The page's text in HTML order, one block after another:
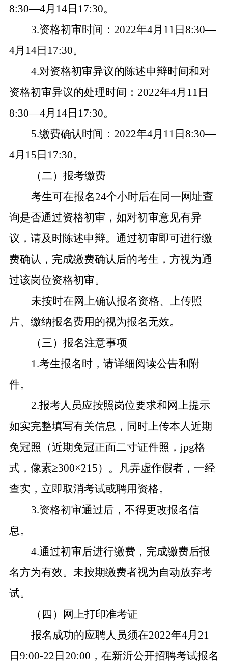
8:30—4月14日17:30。
3.资格初审时间：2022年4月11日8:30—
4月14日17:30。
4.对资格初审异议的陈述申辩时间和对
资格初审异议的处理时间：2022年4月11日
8:30—4月14日17:30。
5.缴费确认时间：2022年4月11日8:30—
4月15日17:30。
（二）报考缴费
考生可在报名24个小时后在同一网址查
询是否通过资格初审，如对初审意见有异
议，请及时陈述申辩。通过初审即可进行缴
费确认，完成缴费确认后的考生，方视为通
过该岗位资格初审。
未按时在网上确认报名资格、上传照
片、缴纳报名费用的视为报名无效。
（三）报名注意事项
1.考生报名时，请详细阅读公告和附
件。
2.报考人员应按照岗位要求和网上提示
如实完整填写有关信息，同时上传本人近期
免冠照（近期免冠正面二寸证件照，jpg格
式，像素≥300×215）。凡弄虚作假者，一经
查实，立即取消考试或聘用资格。
3.资格初审通过后，不得更改报名信
息。
4.通过初审后进行缴费，完成缴费后报
名方为有效。未按期缴费者视为自动放弃考
试。
（四）网上打印准考证
报名成功的应聘人员须在2022年4月21
日9:00-22日20:00，在新沂公开招聘考试报名